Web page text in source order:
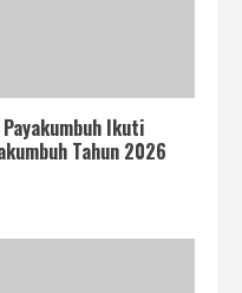
Ikuti
Tahun 2026